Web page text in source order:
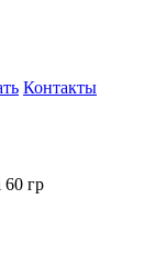
Контакты
60 гр